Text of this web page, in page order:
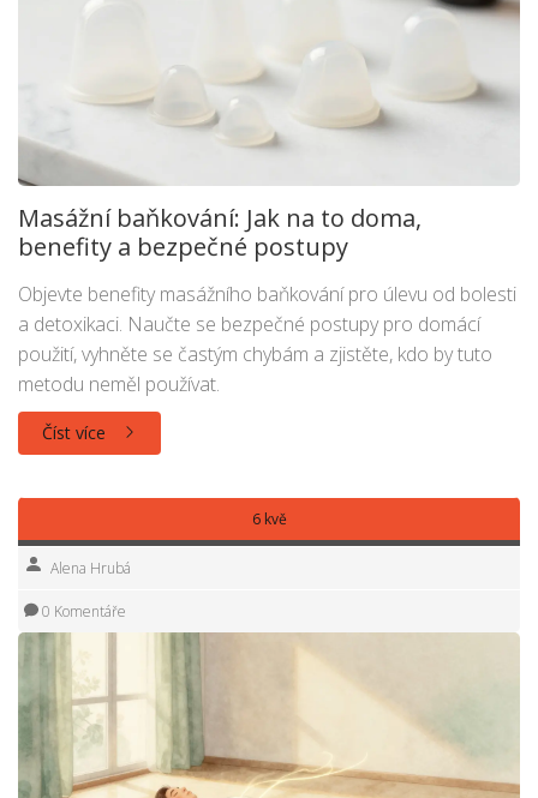
Masážní baňkování: Jak na to doma,
benefity a bezpečné postupy
Objevte benefity masážního baňkování pro úlevu od bolesti
a detoxikaci. Naučte se bezpečné postupy pro domácí
použití, vyhněte se častým chybám a zjistěte, kdo by tuto
metodu neměl používat.
Číst více
6 kvě
Alena Hrubá
0 Komentáře